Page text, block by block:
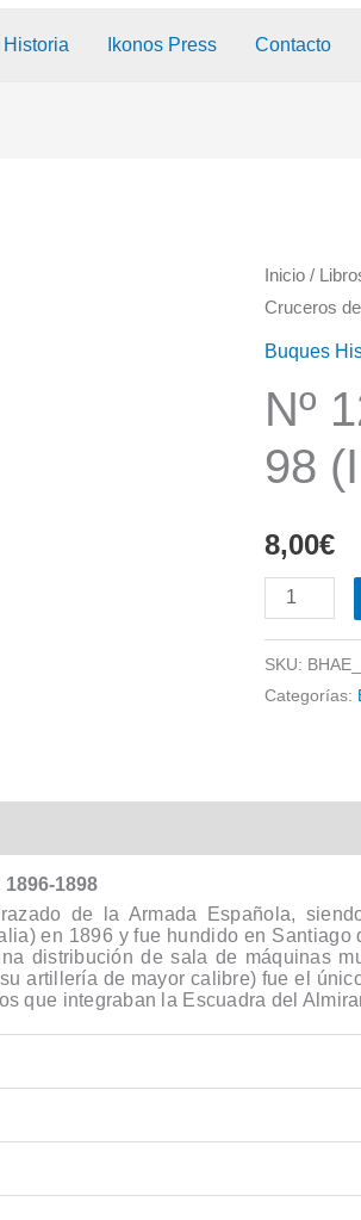
Historia Ikonos Press Contacto
Inicio /
Cruceros
Buques
Nº
98
8,00€
Los
Cruceros
(II)
cantidad
SKU:
Categorías:
1898
de la Armada Española,
en 1896 y fue hundido en
distribución de sala de máquinas
artillería de mayor calibre) fue el
que integraban la Escuadra del